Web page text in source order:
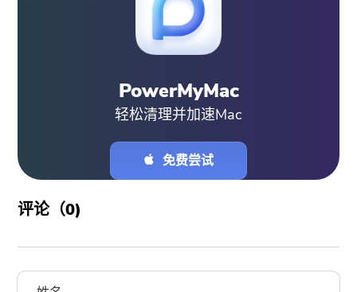
PowerMyMac
轻松清理并加速Mac
免费尝试
评论（0)